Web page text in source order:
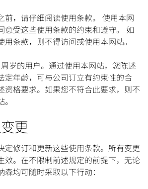
前，请仔细阅读使用条款。 使用本网
意受这些使用条款的约束和遵守。 如
用条款，则不得访问或使用本网站。
岁的用户。通过使用本网站，您陈述
定年龄，可与公司订立有约束性的合
资格要求。如果您不符合此要求，则不
更
定修订和更新这些使用条款。所有变更
效。在不限制前述规定的前提下，无论
均可随时采取以下行动：